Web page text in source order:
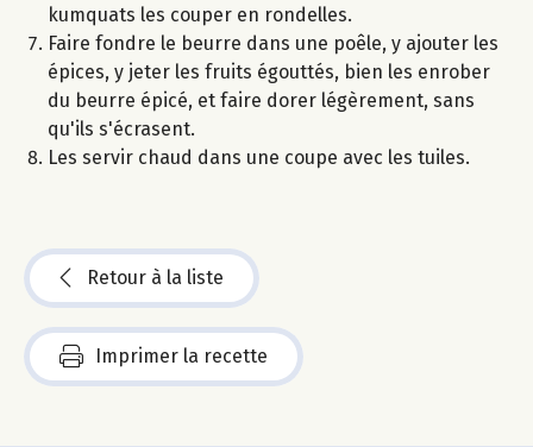
kumquats les couper en rondelles.
Faire fondre le beurre dans une poêle, y ajouter les
épices, y jeter les fruits égouttés, bien les enrober
du beurre épicé, et faire dorer légèrement, sans
qu'ils s'écrasent.
Les servir chaud dans une coupe avec les tuiles.
Retour à la liste
Imprimer la recette